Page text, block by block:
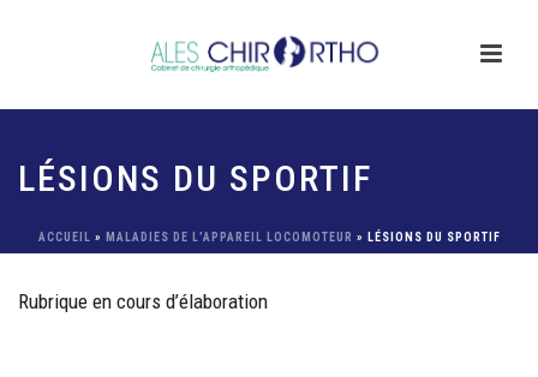
LÉSIONS DU SPORTIF
ACCUEIL » MALADIES DE L’APPAREIL LOCOMOTEUR » LÉSIONS DU SPORTIF
Rubrique en cours d’élaboration